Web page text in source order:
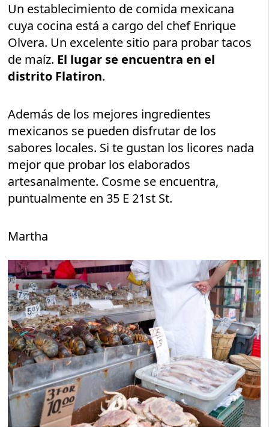
Un establecimiento de comida mexicana
cuya cocina está a cargo del chef Enrique
Olvera. Un excelente sitio para probar tacos
de maíz. El lugar se encuentra en el
distrito Flatiron.
Además de los mejores ingredientes
mexicanos se pueden disfrutar de los
sabores locales. Si te gustan los licores nada
mejor que probar los elaborados
artesanalmente. Cosme se encuentra,
puntualmente en 35 E 21st St.
Martha